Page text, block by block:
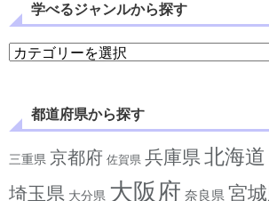
学べるジャンルから探す
学べるジャンルから探す
都道府県から探す
三重県 京都府 佐賀県 兵庫県 北海道
埼玉県 大分県 大阪府 奈良県 宮